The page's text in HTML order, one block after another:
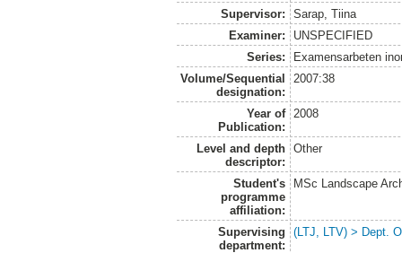
Supervisor:
Sarap, Tiina
Examiner:
UNSPECIFIED
Series:
Examensarbeten
Volume/Sequential
designation:
2007:38
Year of
Publication:
2008
Level and depth
descriptor:
Other
Student's
programme
affiliation:
MSc Landscape
Supervising
department:
(LTJ, LTV) > Dept.